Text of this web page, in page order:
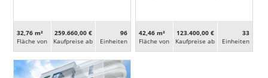
32,76 m²
Fläche von
259.660,00 €
Kaufpreise ab
96
Ein­heiten
42,46 m²
Fläche von
123.400,00 €
Kaufpreise ab
33
Ein­heiten